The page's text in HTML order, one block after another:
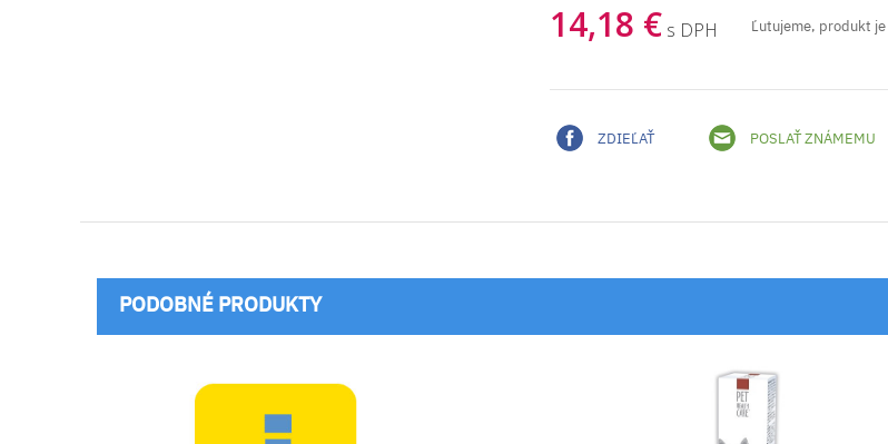
14,18 € s DPH Ľutujeme, produkt
ZDIEĽAŤ POSLAŤ ZNÁMEMU
PODOBNÉ PRODUKTY